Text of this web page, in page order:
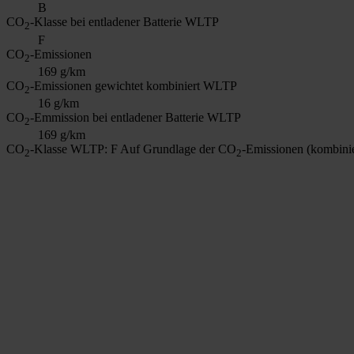
B
CO2-Klasse bei entladener Batterie WLTP
F
CO2-Emissionen
169 g/km
CO2-Emissionen gewichtet kombiniert WLTP
16 g/km
CO2-Emmission bei entladener Batterie WLTP
169 g/km
CO2-Klasse WLTP: F Auf Grundlage der CO2-Emissionen